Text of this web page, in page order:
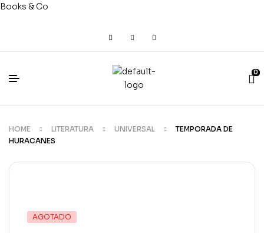
Books & Co
0
HOME LITERATURA UNIVERSAL
TEMPORADA DE
HURACANES
AGOTADO